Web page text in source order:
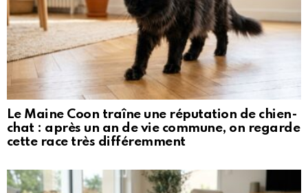
Le Maine Coon traîne une réputation de chien-
chat : après un an de vie commune, on regarde
cette race très différemment